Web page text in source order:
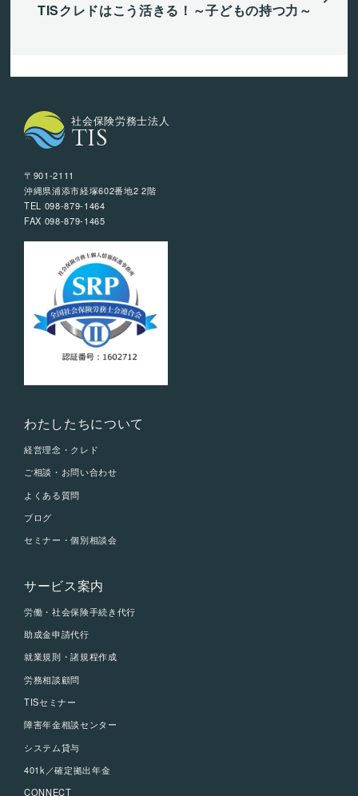
TISクレドはこう活きる！～子どもの持つ力～
社会保険労務士法人
TIS
〒901-2111
沖縄県浦添市経塚602番地2 2階
TEL 098-879-1464
FAX 098-879-1465
わたしたちについて
経営理念・クレド
ご相談・お問い合わせ
よくある質問
ブログ
セミナー・個別相談会
サービス案内
労働・社会保険手続き代行
助成金申請代行
就業規則・諸規程作成
労務相談顧問
TISセミナー
障害年金相談センター
システム貸与
401k／確定拠出年金
CONNECT